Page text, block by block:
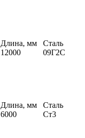
Длина, мм
12000
Сталь
09Г2С
Длина, мм
6000
Сталь
Ст3